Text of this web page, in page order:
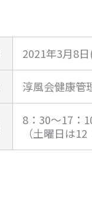
2021年3月8
淳風会健康管
8：30～17：
（土曜日は